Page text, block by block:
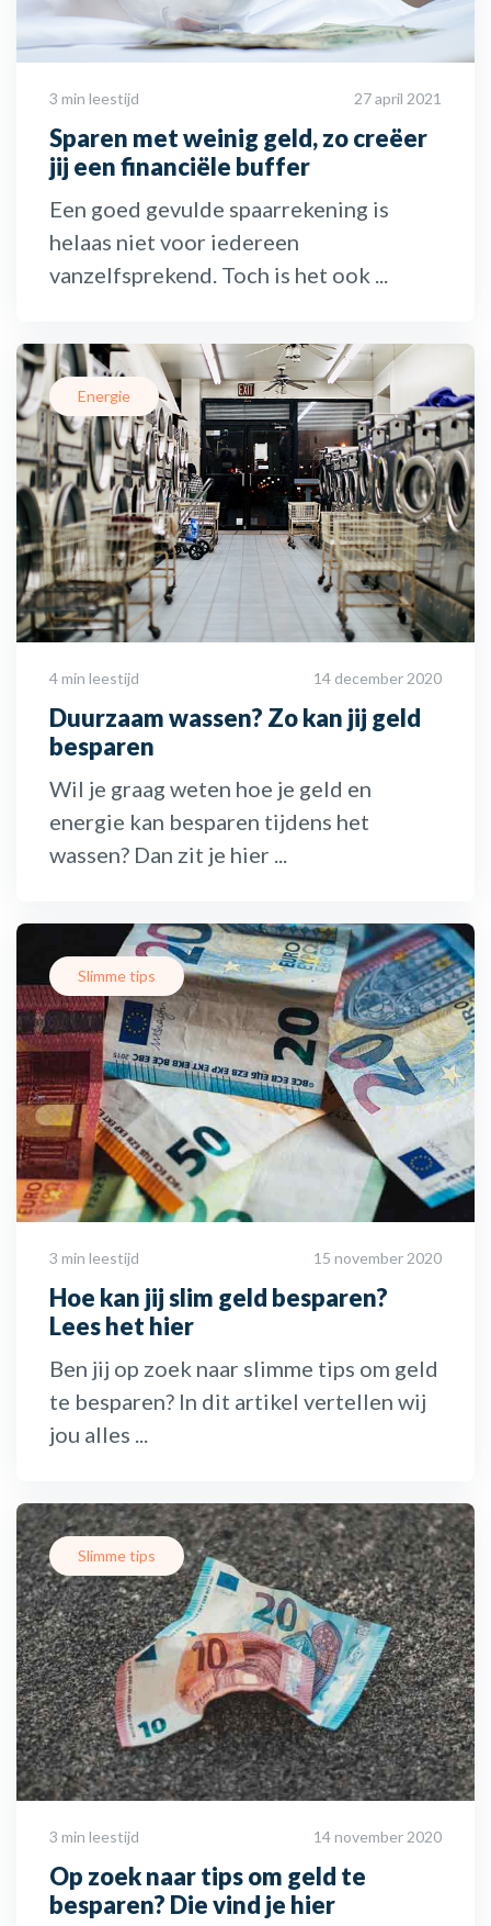
3 min leestijd 27 april 2021
Sparen met weinig geld, zo creëer
jij een financiële buffer
Een goed gevulde spaarrekening is
helaas niet voor iedereen
vanzelfsprekend. Toch is het ook ...
Energie
4 min leestijd 14 december 2020
Duurzaam wassen? Zo kan jij geld
besparen
Wil je graag weten hoe je geld en
energie kan besparen tijdens het
wassen? Dan zit je hier ...
Slimme tips
3 min leestijd 15 november 2020
Hoe kan jij slim geld besparen?
Lees het hier
Ben jij op zoek naar slimme tips om geld
te besparen? In dit artikel vertellen wij
jou alles ...
Slimme tips
3 min leestijd 14 november 2020
Op zoek naar tips om geld te
besparen? Die vind je hier